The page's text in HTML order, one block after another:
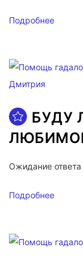
Подробнее
БУДУ
Ожидание
Подробнее